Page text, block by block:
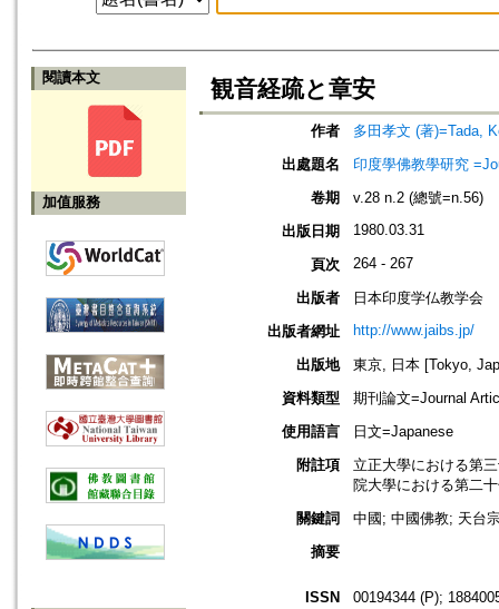
閱讀本文
加值服務
観音経疏と章安
作者
多田孝文 (著)=Tada,
出處題名
印度學佛教學研究
卷期
v.28 n.2 (總號=n.56)
出版日期
1980.03.31
頁次 264 - 267
出版者
日本印度学仏教学会
出版者網址
http://www.jaibs.jp/
出版地
東京, 日本 [Tokyo,
資料類型
期刊論文=Journal
使用語言
日文=Japanese
附註項
立正大學における第
院大學における第二
關鍵詞
中國; 中國佛教; 天台
摘要
ISSN
00194344 (P);